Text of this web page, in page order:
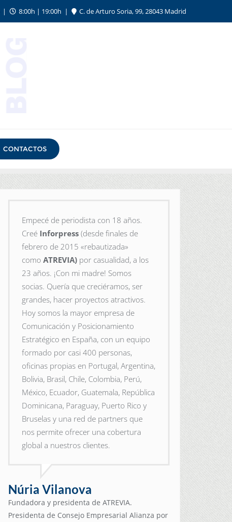
8:00h | 19:00h C. de Arturo Soria, 99, 28043 Madrid
CONTACTOS
Empecé de periodista con 18 años.
Creé Inforpress (desde finales de
febrero de 2015 «rebautizada»
como ATREVIA) por casualidad, a los
23 años. ¡Con mi madre! Somos
socias. Quería que creciéramos, ser
grandes, hacer proyectos atractivos.
Hoy somos la mayor empresa de
Comunicación y Posicionamiento
Estratégico en España, con un equipo
formado por casi 400 personas,
oficinas propias en Portugal, Argentina,
Bolivia, Brasil, Chile, Colombia, Perú,
México, Ecuador, Guatemala, República
Dominicana, Paraguay, Puerto Rico y
Bruselas y una red de partners que
nos permite ofrecer una cobertura
global a nuestros clientes.
Núria Vilanova
Fundadora y presidenta de ATREVIA.
Presidenta de Consejo Empresarial Alianza por